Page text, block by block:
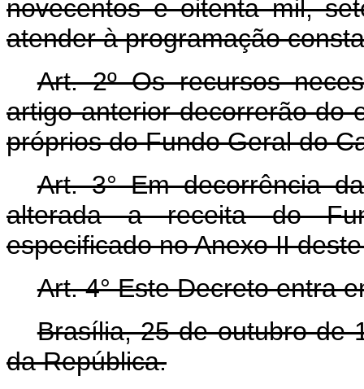
novecentos e oitenta mil,
atender à programação
Art. 2º Os recursos
artigo anterior decorrerão do
próprios do Fundo Geral do
Art. 3° Em decorrência
alterada a receita do
especificado no Anexo II
Art. 4° Este Decreto entra
Brasília, 25 de outubro de
da República.